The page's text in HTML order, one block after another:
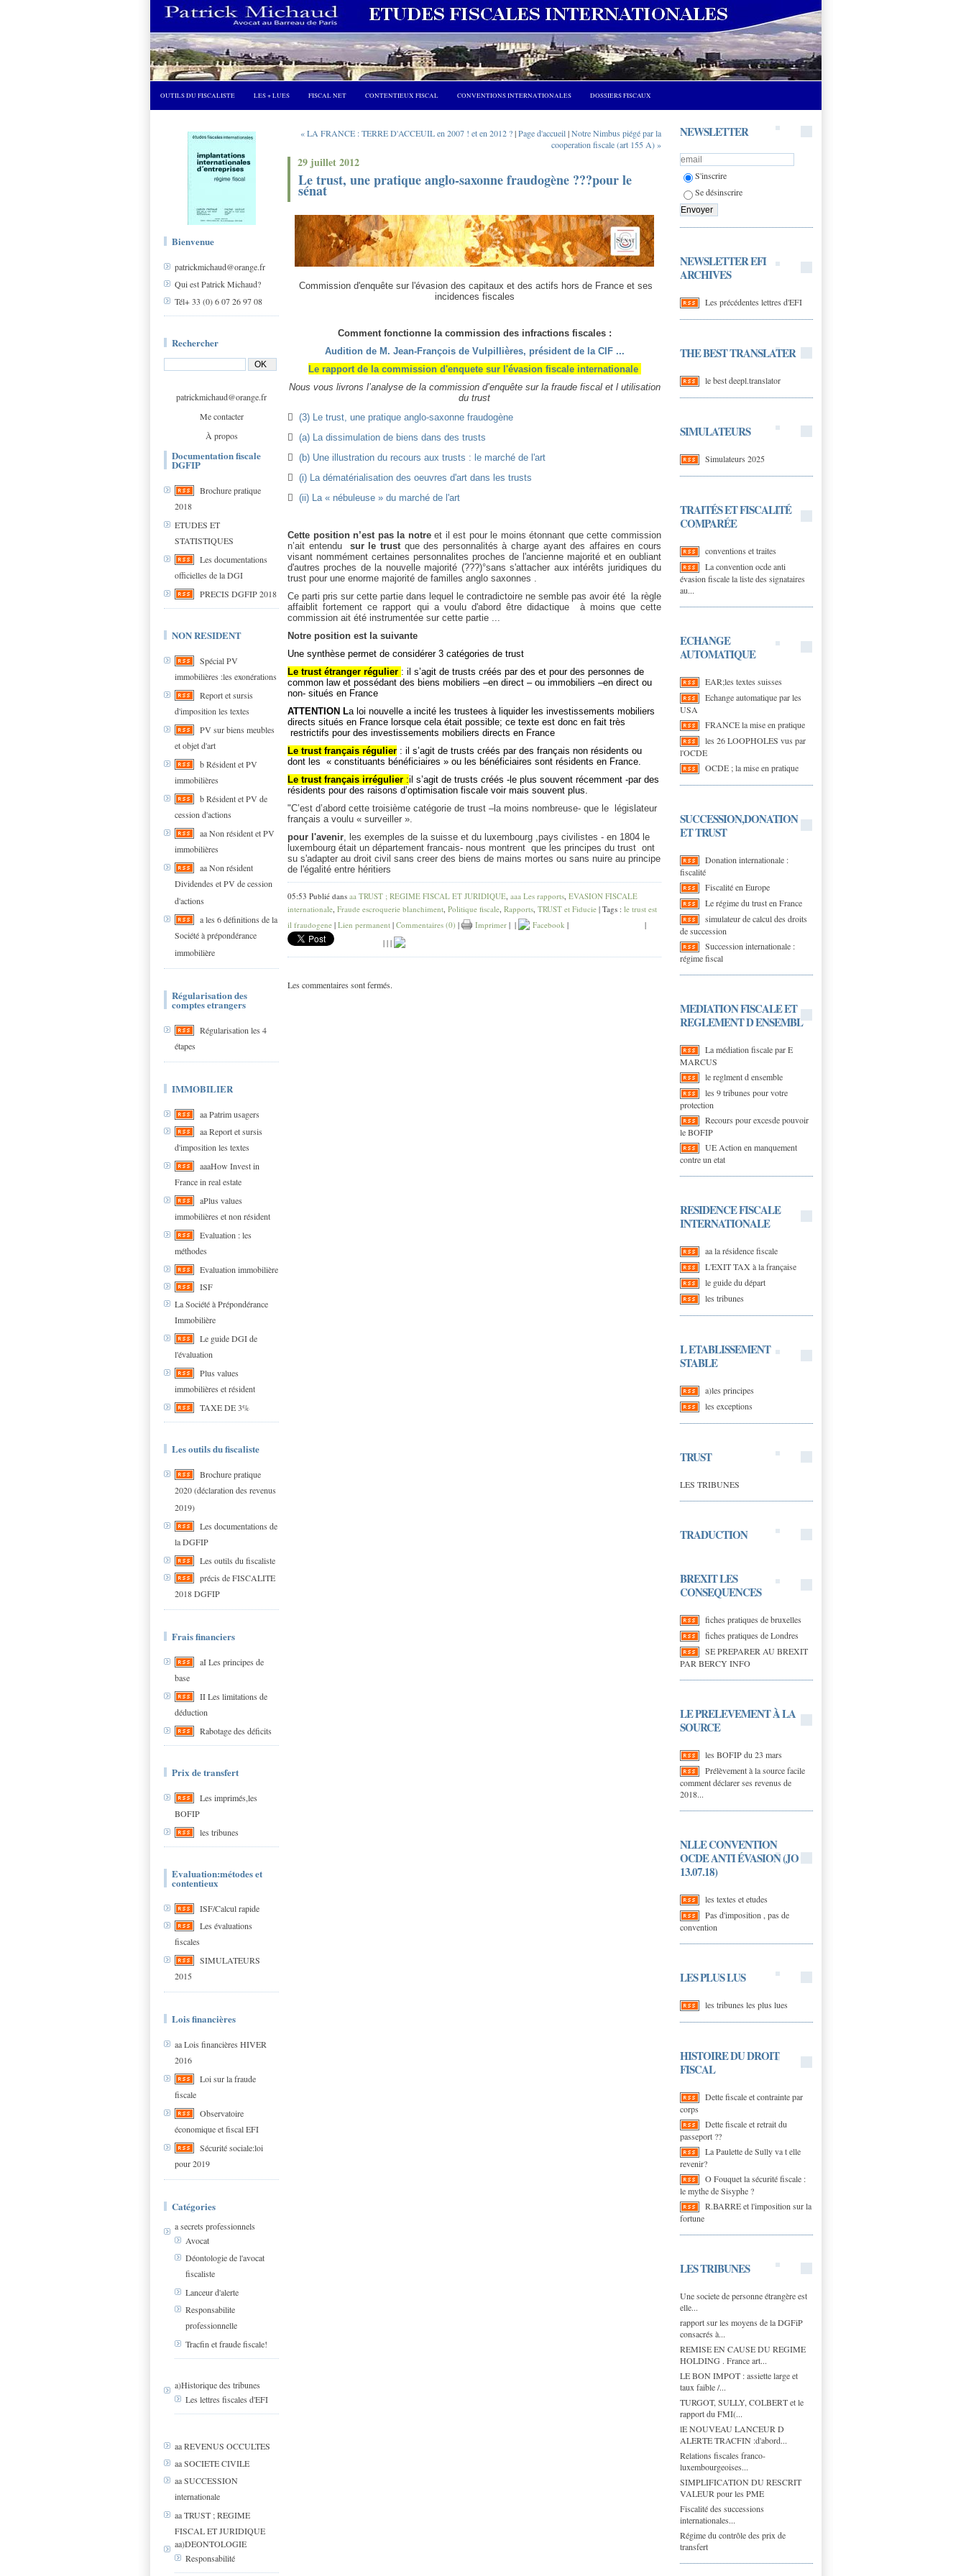
OUTILS DU FISCALISTE LES + LUES FISCAL NET CONTENTIEUX FISCAL CONVENTIONS INTERNATIONALES DOSSIERS FISCAUX
Bienvenue
patrickmichaud@orange.fr
Qui est Patrick Michaud?
Tél+ 33 (0) 6 07 26 97 08
Rechercher
patrickmichaud@orange.fr
Me contacter
À propos
Documentation fiscale
DGFIP
Brochure pratique
2018
ETUDES ET
STATISTIQUES
Les documentations
officielles de la DGI
PRECIS DGFIP 2018
NON RESIDENT
Spécial PV
immobilières :les exonérations
Report et sursis
d'imposition les textes
PV sur biens meubles
et objet d'art
b Résident et PV
immobilières
b Résident et PV de
cession d'actions
aa Non résident et PV
immobilières
aa Non résident
Dividendes et PV de cession
d'actions
a les 6 définitions de la
Société à prépondérance
immobilière
Régularisation des
comptes etrangers
Régularisation les 4
étapes
IMMOBILIER
aa Patrim usagers
aa Report et sursis
d'imposition les textes
aaaHow Invest in
France in real estate
aPlus values
immobilières et non résident
Evaluation : les
méthodes
Evaluation immobilière
ISF
La Société à Prépondérance
Immobilière
Le guide DGI de
l'évaluation
Plus values
immobilières et résident
TAXE DE 3%
Les outils du fiscaliste
Brochure pratique
2020 (déclaration des revenus
2019)
Les documentations de
la DGFIP
Les outils du fiscaliste
précis de FISCALITE
2018 DGFIP
Frais financiers
aI Les principes de
base
II Les limitations de
déduction
Rabotage des déficits
Prix de transfert
Les imprimés,les
BOFIP
les tribunes
Evaluation:métodes et
contentieux
ISF/Calcul rapide
Les évaluations
fiscales
SIMULATEURS
2015
Lois financières
aa Lois financières HIVER
2016
Loi sur la fraude
fiscale
Observatoire
économique et fiscal EFI
Sécurité sociale:loi
pour 2019
Catégories
a secrets professionnels
Avocat
Déontologie de l'avocat
fiscaliste
Lanceur d'alerte
Responsabilite
professionnelle
Tracfin et fraude fiscale!
a)Historique des tribunes
Les lettres fiscales d'EFI
aa REVENUS OCCULTES
aa SOCIETE CIVILE
aa SUCCESSION
internationale
aa TRUST ; REGIME
FISCAL ET JURIDIQUE
aa)DEONTOLOGIE
Responsabilité
NEWSLETTER
S'inscrire
Se désinscrire
NEWSLETTER EFI
ARCHIVES
Les précédentes lettres d'EFI
THE BEST TRANSLATER
le best deepl.translator
SIMULATEURS
Simulateurs 2025
TRAITÉS ET FISCALITÉ
COMPARÉE
conventions et traites
La convention ocde anti
évasion fiscale la liste des signataires
au...
ECHANGE
AUTOMATIQUE
EAR;les textes suisses
Echange automatique par les
USA
FRANCE la mise en pratique
les 26 LOOPHOLES vus par
l'OCDE
OCDE ; la mise en pratique
SUCCESSION,DONATION
ET TRUST
Donation internationale :
fiscalité
Fiscalité en Europe
Le régime du trust en France
simulateur de calcul des droits
de succession
Succession internationale :
régime fiscal
MEDIATION FISCALE ET
REGLEMENT D ENSEMBL
La médiation fiscale par E
MARCUS
le reglment d ensemble
les 9 tribunes pour votre
protection
Recours pour excesde pouvoir
le BOFIP
UE Action en manquement
contre un etat
RESIDENCE FISCALE
INTERNATIONALE
aa la résidence fiscale
L'EXIT TAX à la française
le guide du départ
les tribunes
L ETABLISSEMENT
STABLE
a)les principes
les exceptions
TRUST
LES TRIBUNES
TRADUCTION
BREXIT LES
CONSEQUENCES
fiches pratiques de bruxelles
fiches pratiques de Londres
SE PREPARER AU BREXIT
PAR BERCY INFO
LE PRELEVEMENT À LA
SOURCE
les BOFIP du 23 mars
Prélèvement à la source facile
comment déclarer ses revenus de
2018...
NLLE CONVENTION
OCDE ANTI ÉVASION (JO
13.07.18)
les textes et etudes
Pas d'imposition , pas de
convention
LES PLUS LUS
les tribunes les plus lues
HISTOIRE DU DROIT
FISCAL
Dette fiscale et contrainte par
corps
Dette fiscale et retrait du
passeport ??
La Paulette de Sully va t elle
revenir?
O Fouquet la sécurité fiscale :
le mythe de Sisyphe ?
R.BARRE et l'imposition sur la
fortune
LES TRIBUNES
Une societe de personne étrangère est
elle...
rapport sur les moyens de la DGFiP
consacrés à...
REMISE EN CAUSE DU REGIME
HOLDING . France art...
LE BON IMPOT : assiette large et
taux faible /...
TURGOT, SULLY, COLBERT et le
rapport du FMI(...
lE NOUVEAU LANCEUR D
ALERTE TRACFIN :d'abord...
Relations fiscales franco-
luxembourgeoises...
SIMPLIFICATION DU RESCRIT
VALEUR pour les PME
Fiscalité des successions
internationales...
Régime du contrôle des prix de
transfert
« LA FRANCE : TERRE D'ACCEUIL en 2007 ! et en 2012 ?|Page d'accueil|Notre Nimbus piégé par la
cooperation fiscale (art 155 A) »
29 juillet 2012
Le trust, une pratique anglo-saxonne fraudogène ???pour le
sénat
Commission d'enquête sur l'évasion des capitaux et des actifs hors de France et ses
incidences fiscales
Comment fonctionne la commission des infractions fiscales :
Audition de M. Jean-François de Vulpillières, président de la CIF ...
Le rapport de la commission d'enquete sur l'évasion fiscale internationale
Nous vous livrons l’analyse de la commission d’enquête sur la fraude fiscal et l utilisation
du trust
 (3) Le trust, une pratique anglo-saxonne fraudogène
 (a) La dissimulation de biens dans des trusts
 (b) Une illustration du recours aux trusts : le marché de l'art
 (i) La dématérialisation des oeuvres d'art dans les trusts
 (ii) La « nébuleuse » du marché de l'art
Cette position n’est pas la notreet il est pour le moins étonnant que cette commission
n’ait entendu
sur le trust que des personnalités à charge ayant des affaires en cours
visant nommément certaines personnalites proches de l'ancienne majorité et en oubliant
d'autres proches de la nouvelle majorité (???)°sans s'attacher aux intérêts juridiques du
trust pour une enorme majorité de familles anglo saxonnes .
Ce parti pris sur cette partie dans lequel le contradictoire ne semble pas avoir été la règle
affaiblit fortement ce rapport qui a voulu d'abord être didactique à moins que cette
commission ait été instrumentée sur cette partie ...
Notre position est la suivante
Une synthèse permet de considérer 3 catégories de trust
Le trust étranger régulier : il s’agit de trusts créés par des et pour des personnes de
common law et possédant des biens mobiliers –en direct – ou immobiliers –en direct ou
non- situés en France
ATTENTION La loi nouvelle a incité les trustees à liquider les investissements mobiliers
directs situés en France lorsque cela était possible; ce texte est donc en fait très
restrictifs pour des investissements mobiliers directs en France
Le trust français régulier : il s’agit de trusts créés par des français non résidents ou
dont les « constituants bénéficiaires » ou les bénéficiaires sont résidents en France.
Le trust français irrégulier :il s’agit de trusts créés -le plus souvent récemment -par des
résidents pour des raisons d’optimisation fiscale voir mais souvent plus.
"C’est d’abord cette troisième catégorie de trust –la moins nombreuse- que le législateur
français a voulu « surveiller ».
pour l'avenir , les exemples de la suisse et du luxembourg ,pays civilistes - en 1804 le
luxembourg était un département francais- nous montrent que les principes du trust ont
su s'adapter au droit civil sans creer des biens de mains mortes ou sans nuire au principe
de l'égalité entre héritiers
05:53 Publié dans aa TRUST ; REGIME FISCAL ET JURIDIQUE aaa Les rapports EVASION FISCALE
internationale Fraude escroquerie blanchiment Politique fiscale Rapports TRUST et Fiducie | Tags : le trust est
il fraudogene | Lien permanent | Commentaires (0) | Imprimer | | Facebook |
|
| | |
Les commentaires sont fermés.